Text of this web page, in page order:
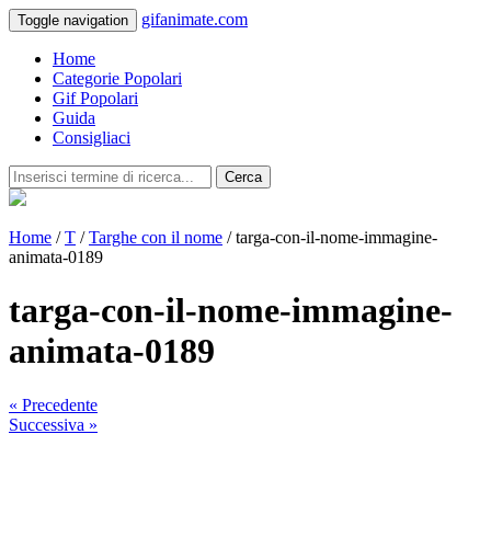
Toggle navigation gifanimate.com
Home
Categorie Popolari
Gif Popolari
Guida
Consigliaci
Cerca
Home /T /Targhe con il nome / targa-con-il-nome-immagine-
animata-0189
targa-con-il-nome-immagine-
animata-0189
« Precedente
Successiva »